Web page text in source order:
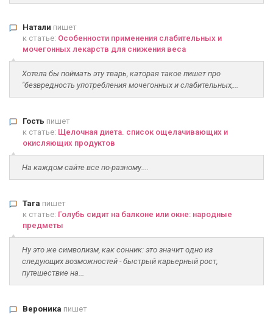
Натали пишет
к статье: Особенности применения слабительных и
мочегонных лекарств для снижения веса
Хотела бы поймать эту тварь, каторая такое пишет про
"безвредность употребления мочегонных и слабительных,...
Гость пишет
к статье: Щелочная диета. список ощелачивающих и
окисляющих продуктов
На каждом сайте все по-разному....
Tara пишет
к статье: Голубь сидит на балконе или окне: народные
предметы
Ну это же символизм, как сонник: это значит одно из
следующих возможностей - быстрый карьерный рост,
путешествие на...
Вероника пишет